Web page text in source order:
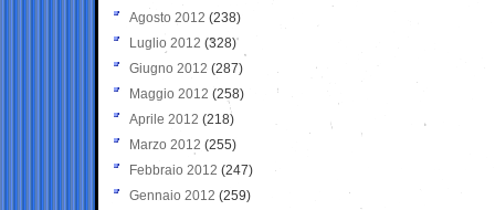
Agosto 2012 (238)
Luglio 2012 (328)
Giugno 2012 (287)
Maggio 2012 (258)
Aprile 2012 (218)
Marzo 2012 (255)
Febbraio 2012 (247)
Gennaio 2012 (259)